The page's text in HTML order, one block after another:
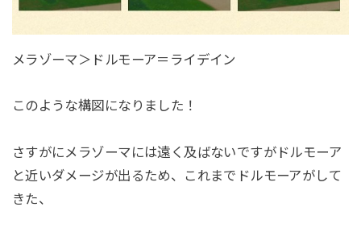
メラゾーマ＞ドルモーア＝ライデイン
このような構図になりました！
さすがにメラゾーマには遠く及ばないですがドルモーア
と近いダメージが出るため、これまでドルモーアがして
きた、